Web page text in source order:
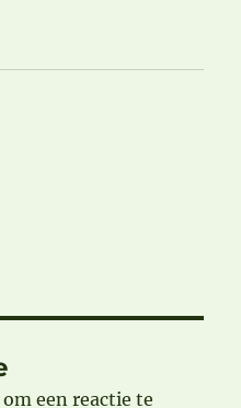
om een reactie te